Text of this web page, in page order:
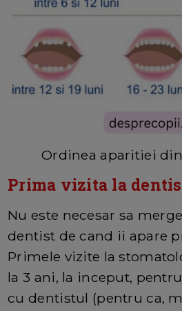
Ordinea aparitiei
Prima vizita la
Nu este necesar sa
dentist de cand ii apare
Primele vizite la
la 3 ani, la inceput,
cu dentistul (pentru ca,